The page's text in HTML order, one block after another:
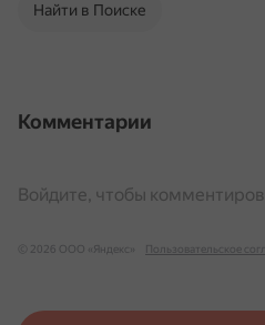
Найти в Поиске
Комментарии
Войдите, чтобы
© 2026 ООО «Яндекс» Пользовательское